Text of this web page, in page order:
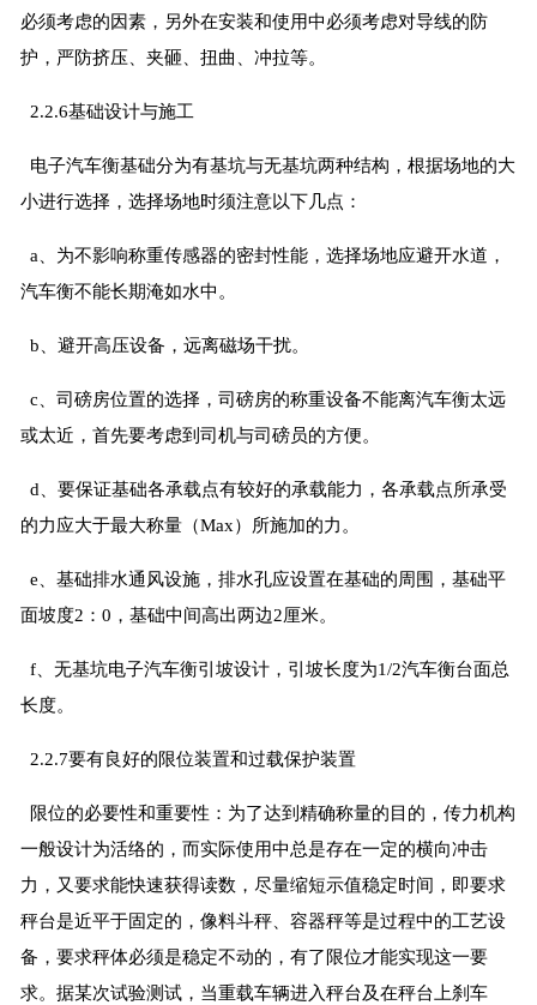
必须考虑的因素，另外在安装和使用中必须考虑对导线的防
护，严防挤压、夹砸、扭曲、冲拉等。
2.2.6基础设计与施工
电子汽车衡基础分为有基坑与无基坑两种结构，根据场地的大
小进行选择，选择场地时须注意以下几点：
a、为不影响称重传感器的密封性能，选择场地应避开水道，
汽车衡不能长期淹如水中。
b、避开高压设备，远离磁场干扰。
c、司磅房位置的选择，司磅房的称重设备不能离汽车衡太远
或太近，首先要考虑到司机与司磅员的方便。
d、要保证基础各承载点有较好的承载能力，各承载点所承受
的力应大于最大称量（Max）所施加的力。
e、基础排水通风设施，排水孔应设置在基础的周围，基础平
面坡度2：0，基础中间高出两边2厘米。
f、无基坑电子汽车衡引坡设计，引坡长度为1/2汽车衡台面总
长度。
2.2.7要有良好的限位装置和过载保护装置
限位的必要性和重要性：为了达到精确称量的目的，传力机构
一般设计为活络的，而实际使用中总是存在一定的横向冲击
力，又要求能快速获得读数，尽量缩短示值稳定时间，即要求
秤台是近平于固定的，像料斗秤、容器秤等是过程中的工艺设
备，要求秤体必须是稳定不动的，有了限位才能实现这一要
求。据某次试验测试，当重载车辆进入秤台及在秤台上刹车